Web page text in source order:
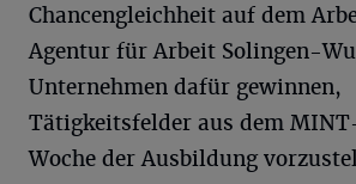
Chancengleichheit auf dem
Agentur für Arbeit Solingen-
Unternehmen dafür gewinnen,
Tätigkeitsfelder aus dem
Woche der Ausbildung